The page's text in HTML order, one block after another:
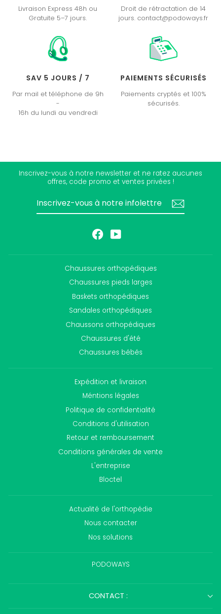
Livraison Express 48h ou
Gratuite 5–7 jours.
Droit de rétractation de 14
jours. contact@podoways.fr
SAV 5 JOURS / 7
Par mail et téléphone de 9h
-
16h du lundi au vendredi
PAIEMENTS SÉCURISÉS
Paiements cryptés et 100%
sécurisés.
Inscrivez-vous à notre newsletter et ne ratez aucunes
offres, code promo et ventes privées !
FacebookYouTube
Chaussures orthopédiques
Chaussures pieds larges
Baskets orthopédiques
Sandales orthopédiques
Chaussons orthopédiques
Chaussures d'été
Chaussures bébés
Expédition et livraison
Méntions légales
Politique de confidentialité
Conditions d'utilisation
Retour et remboursement
Conditions générales de vente
L'entreprise
Bloctel
Actualité de l'orthopédie
Nous contacter
Nos solutions
PODOWAYS
CONTACT :